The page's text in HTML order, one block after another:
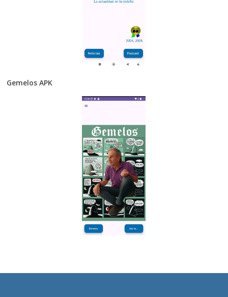
Gemelos APK